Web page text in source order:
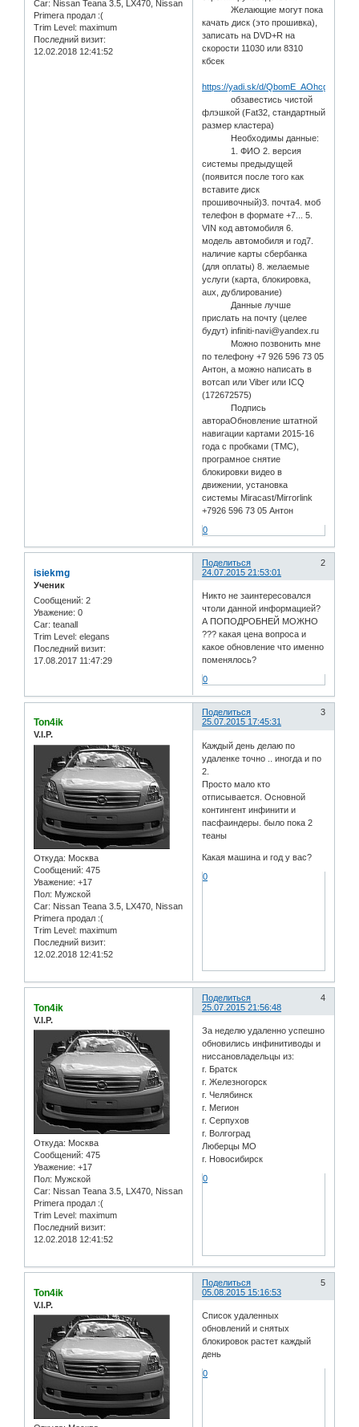
Car: Nissan Teana 3.5, LX470, Nissan
Primera продал :(
Trim Level: maximum
Последний визит:
12.02.2018 12:41:52
Желающие могут пока
качать диск (это прошивка),
записать на DVD+R на
скорости 11030 или 8310
кбсек
https://yadi.sk/d/QbomE_AOhcgCS
обзавестись чистой
флэшкой (Fat32, стандартный
размер кластера)
Необходимы данные:
1. ФИО 2. версия
системы предыдущей
(появится после того как
вставите диск
прошивочный)3. почта4. моб
телефон в формате +7... 5.
VIN код автомобиля 6.
модель автомобиля и год7.
наличие карты сбербанка
(для оплаты) 8. желаемые
услуги (карта, блокировка,
aux, дублирование)
Данные лучше
прислать на почту (целее
будут) infiniti-navi@yandex.ru
Можно позвонить мне
по телефону +7 926 596 73 05
Антон, а можно написать в
вотсап или Viber или ICQ
(172672575)
Подпись
автораОбновление штатной
навигации картами 2015-16
года с пробками (TMC),
програмное снятие
блокировки видео в
движении, установка
системы Miracast/Mirrorlink
+7926 596 73 05 Антон
0
Поделиться
2
24.07.2015 21:53:01
isiekmg
Ученик
Сообщений: 2
Уважение: 0
Car: teanall
Trim Level: elegans
Последний визит:
17.08.2017 11:47:29
Никто не заинтересовался
чтоли данной информацией?
А ПОПОДРОБНЕЙ МОЖНО
??? какая цена вопроса и
какое обновление что именно
поменялось?
0
Поделиться
3
25.07.2015 17:45:31
Ton4ik
V.I.P.
Откуда: Москва
Сообщений: 475
Уважение: +17
Пол: Мужской
Car: Nissan Teana 3.5, LX470, Nissan
Primera продал :(
Trim Level: maximum
Последний визит:
12.02.2018 12:41:52
Каждый день делаю по
удаленке точно .. иногда и по
2.
Просто мало кто
отписывается. Основной
контингент инфинити и
пасфаиндеры. было пока 2
теаны
Какая машина и год у вас?
0
Поделиться
4
25.07.2015 21:56:48
Ton4ik
V.I.P.
Откуда: Москва
Сообщений: 475
Уважение: +17
Пол: Мужской
Car: Nissan Teana 3.5, LX470, Nissan
Primera продал :(
Trim Level: maximum
Последний визит:
12.02.2018 12:41:52
За неделю удаленно успешно
обновились инфинитиводы и
ниссановладельцы из:
г. Братск
г. Железногорск
г. Челябинск
г. Мегион
г. Серпухов
г. Волгоград
Люберцы МО
г. Новосибирск
0
Поделиться
5
05.08.2015 15:16:53
Ton4ik
V.I.P.
Список удаленных
обновлений и снятых
блокировок растет каждый
день
0